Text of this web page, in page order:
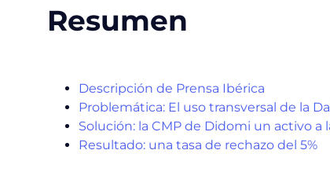
Resumen
Descripción de Prensa Ibérica
Problemática: El uso transversal de la
Solución: la CMP de Didomi un activo a
Resultado: una tasa de rechazo del 5%